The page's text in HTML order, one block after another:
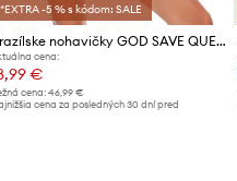
*EXTRA -5 % s kódom: SALE
Brazílske nohavičky GOD SAVE QUEENS ALIZEE BRAZILIAN
cena:
€
cena:46,99 €
cena za posledných 30 dní pred